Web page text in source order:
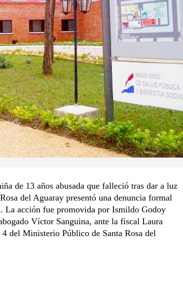
de 13 años abusada que falleció tras dar a luz
del Aguaray presentó una denuncia formal
La acción fue promovida por Ismildo Godoy
Víctor Sanguina, ante la fiscal Laura
del Ministerio Público de Santa Rosa del